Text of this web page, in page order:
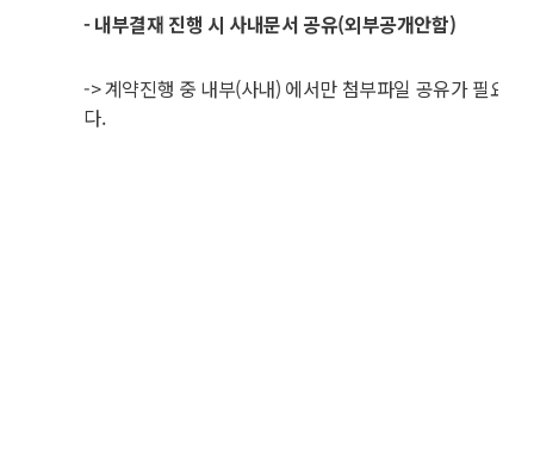
- 내부결재 진행 시 사내문서 공유(외부공개안함)
-> 계약진행 중 내부(사내) 에서만 첨부파일 공유가 필요
다.